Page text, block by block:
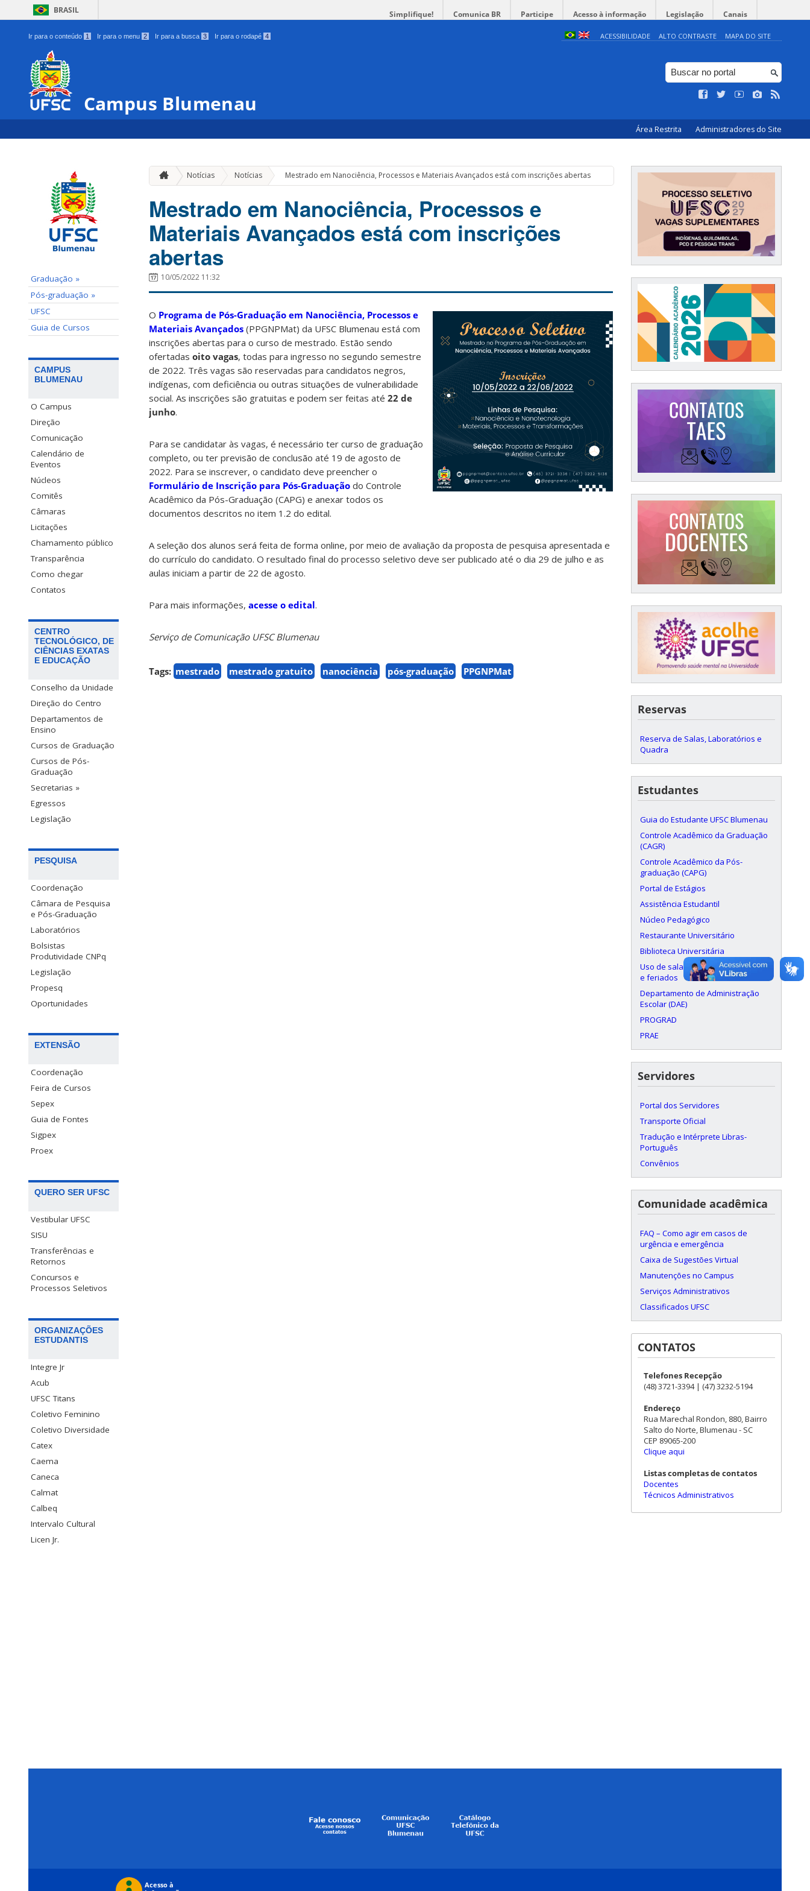
BRASIL Simplifique! Comunica BR Participe Acesso à informação Legislação Canais
Ir para o conteúdo 1 Ir para o menu 2 Ir para a busca 3 Ir para o rodapé 4 ACESSIBILIDADE ALTO CONTRASTE MAPA DO SITE
Campus Blumenau
Área Restrita Administradores do Site
Graduação »
Pós-graduação »
UFSC
Guia de Cursos
CAMPUS
BLUMENAU
O Campus
Direção
Comunicação
Calendário de
Eventos
Núcleos
Comitês
Câmaras
Licitações
Chamamento público
Transparência
Como chegar
Contatos
CENTRO
TECNOLÓGICO, DE
CIÊNCIAS EXATAS
E EDUCAÇÃO
Conselho da Unidade
Direção do Centro
Departamentos de
Ensino
Cursos de Graduação
Cursos de Pós-
Graduação
Secretarias »
Egressos
Legislação
PESQUISA
Coordenação
Câmara de Pesquisa
e Pós-Graduação
Laboratórios
Bolsistas
Produtividade CNPq
Legislação
Propesq
Oportunidades
EXTENSÃO
Coordenação
Feira de Cursos
Sepex
Guia de Fontes
Sigpex
Proex
QUERO SER UFSC
Vestibular UFSC
SISU
Transferências e
Retornos
Concursos e
Processos Seletivos
ORGANIZAÇÕES
ESTUDANTIS
Integre Jr
Acub
UFSC Titans
Coletivo Feminino
Coletivo Diversidade
Catex
Caema
Caneca
Calmat
Calbeq
Intervalo Cultural
Licen Jr.
Notícias Notícias » Mestrado em Nanociência, Processos e Materiais Avançados está com inscrições abertas
Mestrado em Nanociência, Processos e
Materiais Avançados está com inscrições
abertas
10/05/2022 11:32
O Programa de Pós-Graduação em Nanociência, Processos e
Materiais Avançados (PPGNPMat) da UFSC Blumenau está com
inscrições abertas para o curso de mestrado. Estão sendo
ofertadas oito vagas, todas para ingresso no segundo semestre
de 2022. Três vagas são reservadas para candidatos negros,
indígenas, com deficiência ou outras situações de vulnerabilidade
social. As inscrições são gratuitas e podem ser feitas até 22 de
junho.
Para se candidatar às vagas, é necessário ter curso de graduação
completo, ou ter previsão de conclusão até 19 de agosto de
2022. Para se inscrever, o candidato deve preencher o
Formulário de Inscrição para Pós-Graduação do Controle
Acadêmico da Pós-Graduação (CAPG) e anexar todos os
documentos descritos no item 1.2 do edital.
A seleção dos alunos será feita de forma online, por meio de avaliação da proposta de pesquisa apresentada e
do currículo do candidato. O resultado final do processo seletivo deve ser publicado até o dia 29 de julho e as
aulas iniciam a partir de 22 de agosto.
Para mais informações, acesse o edital.
Serviço de Comunicação UFSC Blumenau
Tags: mestrado mestrado gratuito nanociência pós-graduação PPGNPMat
Reservas
Reserva de Salas, Laboratórios e
Quadra
Estudantes
Guia do Estudante UFSC Blumenau
Controle Acadêmico da Graduação
(CAGR)
Controle Acadêmico da Pós-
graduação (CAPG)
Portal de Estágios
Assistência Estudantil
Núcleo Pedagógico
Restaurante Universitário
Biblioteca Universitária
Uso de salas aos finais de semana
e feriados
Departamento de Administração
Escolar (DAE)
PROGRAD
PRAE
Servidores
Portal dos Servidores
Transporte Oficial
Tradução e Intérprete Libras-
Português
Convênios
Comunidade acadêmica
FAQ – Como agir em casos de
urgência e emergência
Caixa de Sugestões Virtual
Manutenções no Campus
Serviços Administrativos
Classificados UFSC
CONTATOS
Telefones Recepção
(48) 3721-3394 | (47) 3232-5194
Endereço
Rua Marechal Rondon, 880, Bairro
Salto do Norte, Blumenau - SC
CEP 89065-200
Clique aqui
Listas completas de contatos
Docentes
Técnicos Administrativos